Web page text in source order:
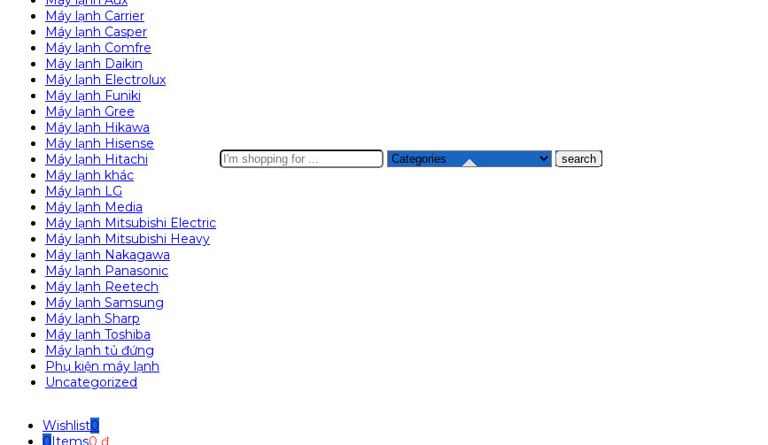
Máy lạnh Carrier
Máy lạnh Casper
Máy lạnh Comfre
Máy lạnh Daikin
Máy lạnh Electrolux
Máy lạnh Funiki
Máy lạnh Gree
Máy lạnh Hikawa
Máy lạnh Hisense
Máy lạnh Hitachi
Máy lạnh khác
Máy lạnh LG
Máy lạnh Media
Máy lạnh Mitsubishi Electric
Máy lạnh Mitsubishi Heavy
Máy lạnh Nakagawa
Máy lạnh Panasonic
Máy lạnh Reetech
Máy lạnh Samsung
Máy lạnh Sharp
Máy lạnh Toshiba
Máy lạnh tủ đứng
Phụ kiện máy lạnh
Uncategorized
Search
here
Wishlist0
0Items0 ₫